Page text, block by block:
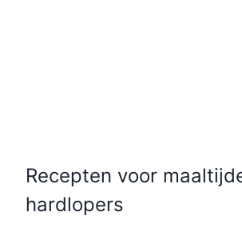
Recepten voor
hardlopers